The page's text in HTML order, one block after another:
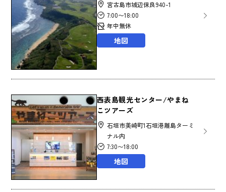
宮古島市城辺保良940-1
7:00〜18:00
年中無休
地図
西表島観光センター/やまね
こツアーズ
石垣市美崎町1石垣港離島ターミ
ナル内
7:30〜18:00
地図